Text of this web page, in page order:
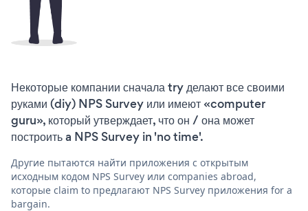
Некоторые компании сначала try делают все своими
руками (diy) NPS Survey или имеют «computer
guru», который утверждает, что он / она может
построить a NPS Survey in 'no time'.
Другие пытаются найти приложения с открытым
исходным кодом NPS Survey или companies abroad,
которые claim to предлагают NPS Survey приложения for a
bargain.